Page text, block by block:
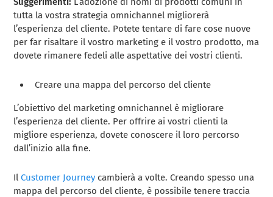
tutta la vostra strategia omnichannel migliorerà
l’esperienza del cliente. Potete tentare di fare cose nuove
per far risaltare il vostro marketing e il vostro prodotto, ma
dovete rimanere fedeli alle aspettative dei vostri clienti.
Creare una mappa del percorso del cliente
L’obiettivo del marketing omnichannel è migliorare
l’esperienza del cliente. Per offrire ai vostri clienti la
migliore esperienza, dovete conoscere il loro percorso
dall’inizio alla fine.
IlCustomer Journey cambierà a volte. Creando spesso una
mappa del percorso del cliente, è possibile tenere traccia